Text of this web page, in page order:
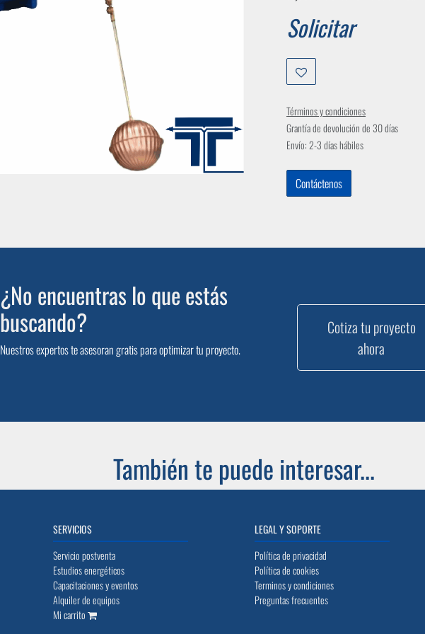
Solicitar
Términos y condiciones
Grantía de devolución de 30 días
Envío: 2-3 días hábiles
Contáctenos
¿No encuentras lo que estás
buscando?
Nuestros expertos te asesoran gratis para optimizar tu proyecto.
Cotiza tu proyecto
ahora
También te puede interesar...
SERVICIOS
Servicio postventa
Estudios energéticos
Capacitaciones y eventos
Alquiler de equipos
Mi carrito
LEGAL Y SOPORTE
Política de privacidad
Política de cookies
Terminos y condiciones
Preguntas frecuentes